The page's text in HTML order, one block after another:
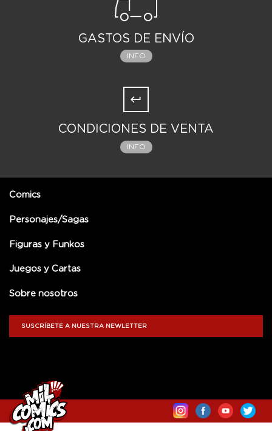
GASTOS DE ENVÍO
INFO
CONDICIONES DE VENTA
INFO
Comics
Personajes/Sagas
Figuras y Funkos
Juegos y Cartas
Sobre nosotros
SUSCRÍBETE A NUESTRA NEWLETTER